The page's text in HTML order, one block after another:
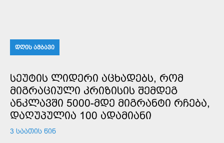
ᲓᲦᲘᲡ ᲐᲛᲑᲐᲕᲘ
ᲡᲔᲣᲢᲘᲡ ᲚᲘᲓᲔᲠᲘ ᲐᲪᲮᲐᲓᲔᲑᲡ, ᲠᲝᲛ
ᲛᲘᲒᲠᲐᲪᲘᲣᲚᲘ ᲙᲠᲘᲖᲘᲡᲘᲡ ᲨᲔᲛᲓᲔᲒ
ᲐᲜᲙᲚᲐᲕᲨᲘ 5000-ᲛᲓᲔ ᲛᲘᲒᲠᲐᲜᲢᲘ ᲠᲩᲔᲑᲐ,
ᲓᲐᲦᲣᲞᲣᲚᲘᲐ 100 ᲐᲓᲐᲛᲘᲐᲜᲘ
3 ᲡᲐᲐᲗᲘᲡ ᲬᲘᲜ